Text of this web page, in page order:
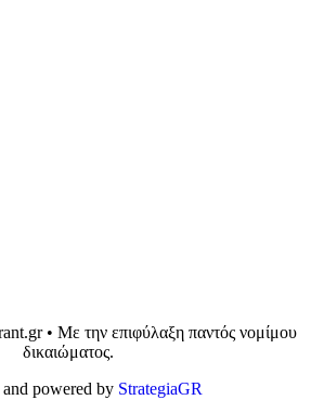
• Με την επιφύλαξη παντός νομίμου
δικαιώματος.
powered by StrategiaGR